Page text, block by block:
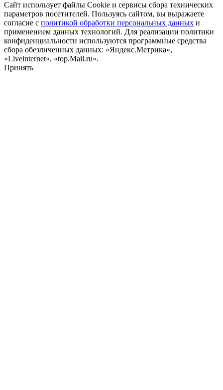
Сайт использует файлы Cookie и сервисы сбора технических
параметров посетителей. Пользуясь сайтом, вы выражаете
согласие с политикой обработки персональных данных и
применением данных технологий. Для реализации политики
конфиденциальности используются программные средства
сбора обезличенных данных: «Яндекс.Метрика»,
«Liveinternet», «top.Mail.ru».
Принять